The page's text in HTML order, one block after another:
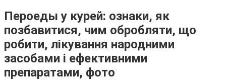
Пероеды у курей: ознаки, як
позбавитися, чим обробляти, що
робити, лікування народними
засобами і ефективними
препаратами, фото